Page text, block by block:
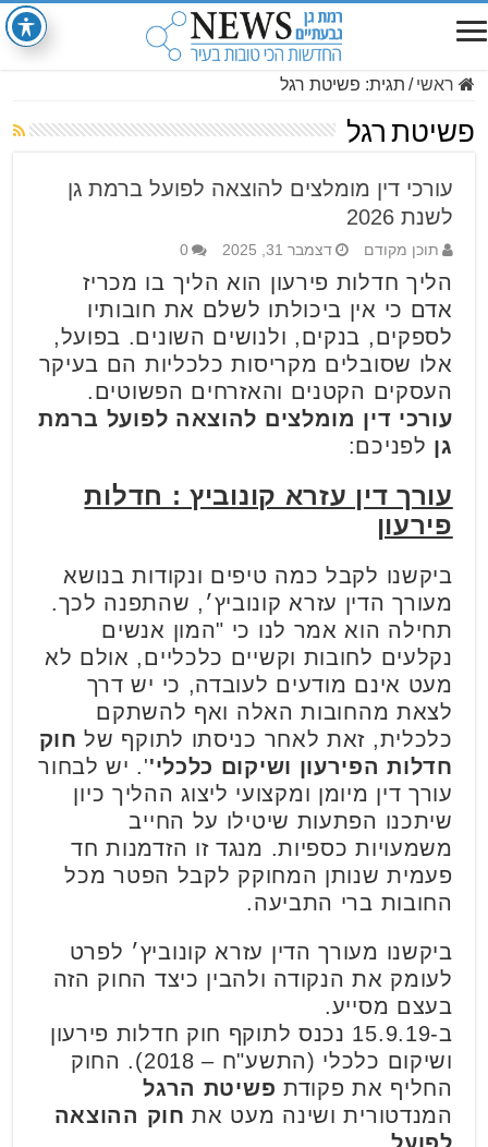
ראשי / תגית: פשיטת רגל
פשיטת רגל
עורכי דין מומלצים להוצאה לפועל ברמת גן
לשנת 2026
תוכן מקודם דצמבר 31, 2025 0
הליך חדלות פירעון הוא הליך בו מכריז
אדם כי אין ביכולתו לשלם את חובותיו
לספקים, בנקים, ולנושים השונים. בפועל,
אלו שסובלים מקריסות כלכליות הם בעיקר
העסקים הקטנים והאזרחים הפשוטים.
עורכי דין מומלצים להוצאה לפועל ברמת
גן לפניכם:
עורך דין עזרא קונוביץ : חדלות
פירעון
ביקשנו לקבל כמה טיפים ונקודות בנושא
מעורך הדין עזרא קונוביץ׳, שהתפנה לכך.
תחילה הוא אמר לנו כי "המון אנשים
נקלעים לחובות וקשיים כלכליים, אולם לא
מעט אינם מודעים לעובדה, כי יש דרך
לצאת מהחובות האלה ואף להשתקם
כלכלית, זאת לאחר כניסתו לתוקף של חוק
חדלות הפירעון ושיקום כלכלי''. יש לבחור
עורך דין מיומן ומקצועי ליצוג ההליך כיון
שיתכנו הפתעות שיטילו על החייב
משמעויות כספיות. מנגד זו הזדמנות חד
פעמית שנותן המחוקק לקבל הפטר מכל
החובות ברי התביעה.
ביקשנו מעורך הדין עזרא קונוביץ׳ לפרט
לעומק את הנקודה ולהבין כיצד החוק הזה
בעצם מסייע.
ב-15.9.19 נכנס לתוקף חוק חדלות פירעון
ושיקום כלכלי (התשע"ח – 2018). החוק
החליף את פקודת פשיטת הרגל
המנדטורית ושינה מעט את חוק ההוצאה